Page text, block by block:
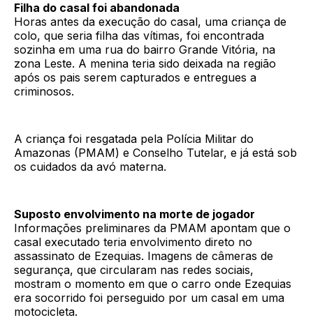
Filha do casal foi abandonada
Horas antes da execução do casal, uma criança de
colo, que seria filha das vítimas, foi encontrada
sozinha em uma rua do bairro Grande Vitória, na
zona Leste. A menina teria sido deixada na região
após os pais serem capturados e entregues a
criminosos.
A criança foi resgatada pela Polícia Militar do
Amazonas (PMAM) e Conselho Tutelar, e já está sob
os cuidados da avó materna.
Suposto envolvimento na morte de jogador
Informações preliminares da PMAM apontam que o
casal executado teria envolvimento direto no
assassinato de Ezequias. Imagens de câmeras de
segurança, que circularam nas redes sociais,
mostram o momento em que o carro onde Ezequias
era socorrido foi perseguido por um casal em uma
motocicleta.